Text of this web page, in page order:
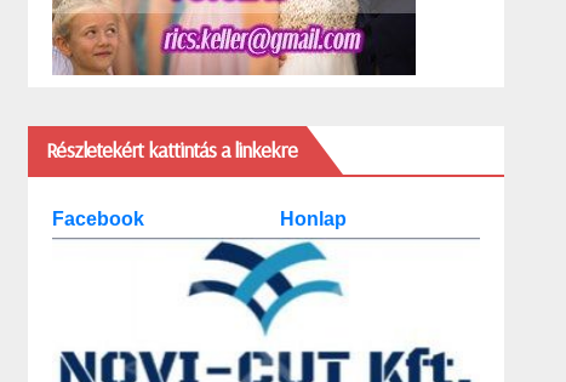
Részletekért kattintás a linkekre
Facebook Honlap